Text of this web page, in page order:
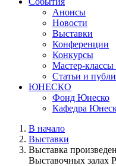
Анонсы
Новости
Выставки
Конференции
Конкурсы
Мастер-
Статьи и
ЮНЕСКО
Фонд Юнеско
Кафедра
В начало
Выставки
Выставка
Выставочных залах